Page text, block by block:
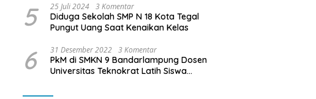
Dibayar
5 25 Juli 2024 3 Komentar
Diduga Sekolah SMP N 18 Kota Tegal
Pungut Uang Saat Kenaikan Kelas
6 31 Desember 2022 3 Komentar
PkM di SMKN 9 Bandarlampung Dosen
Universitas Teknokrat Latih Siswa